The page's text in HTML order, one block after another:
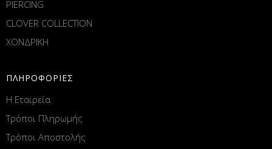
PIERCING
CLOVER COLLECTION
ΧΟΝΔΡΙΚΗ
ΠΛΗΡΟΦΟΡΙΕΣ
Η Εταιρεία
Τρόποι Πληρωμής
Τρόποι Αποστολής